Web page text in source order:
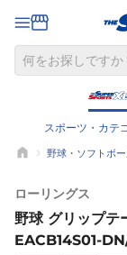
スポーツ・カテ
野球・ソフトボ
ローリングス
野球 グリップテ
EACB14S01-